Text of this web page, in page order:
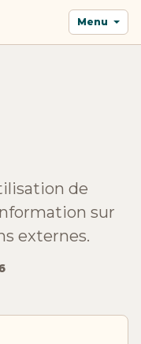
Menu
de
sur
externes.